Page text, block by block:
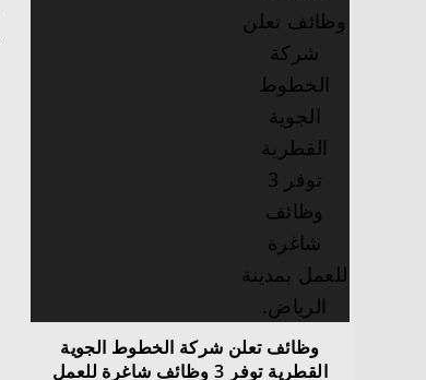
وظائف تعلن شركة الخطوط الجوية
القطرية توفر 3 وظائف شاغرة للعمل